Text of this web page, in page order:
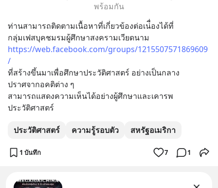
พร้อมกัน
ท่านสามารถติดตามเนื้อหาที่เกี่ยวข้องต่อเน่ื่องได้ที่
กลุ่มเฟสบุคชมรมผู้ศึกษาสงครามเวียดนาม
https://web.facebook.com/groups/1215507571869609
/
ที่สร้างขึ้นมาเพื่อศึกษาประวัติศาสตร์ อย่างเป็นกลาง
ปราศจากอคติต่าง ๆ
สามารถแสดงความเห็นได้อย่างผู้ศึกษาและเคารพ
ประวัติศาสตร์
ประวัติศาสตร์ ความรู้รอบตัว สหรัฐอเมริกา
1 บันทึก 7 1